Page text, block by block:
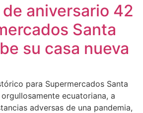
aniversario 42
Santa
su casa nueva
para Supermercados Santa
ecuatoriana, a
adversas de una pandemia,